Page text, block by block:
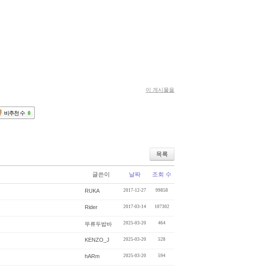
이 게시물을
비추천 수 0
목록
글쓴이 날짜 조회 수
RUKA 2017-12-27 99858
Rider 2017-03-14 107302
뚜류두밥바 2025-03-20 464
KENZO_J 2025-03-20 528
hARm 2025-03-20 594